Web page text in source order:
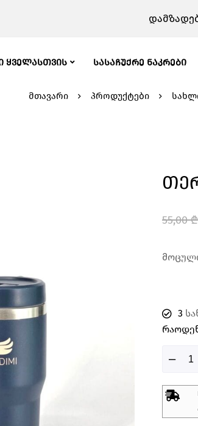
ᲧᲕᲔᲚᲐᲡᲗᲕᲘᲡ ᲡᲐᲡᲐᲩᲣᲥᲠᲔ ᲜᲐᲙᲠᲔᲑᲘ
მთავარი პროდუქტები
55,00₾
3